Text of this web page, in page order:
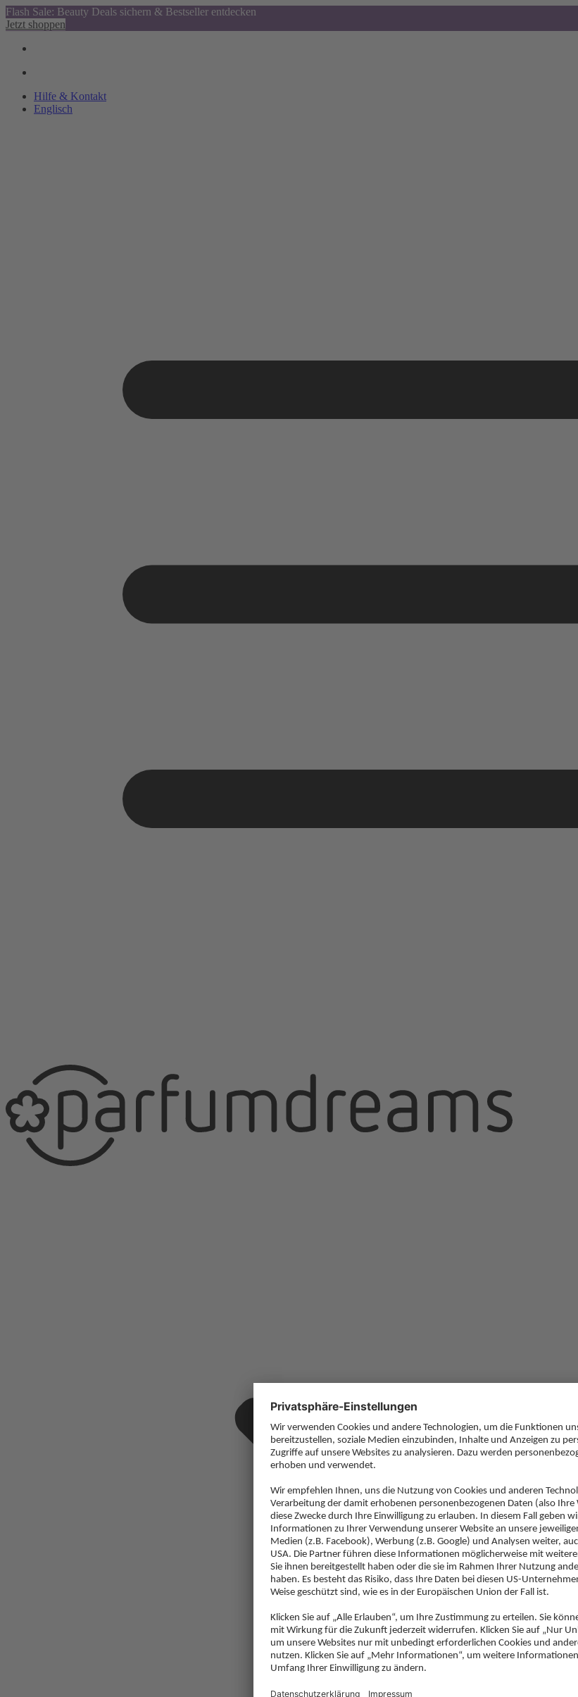
Flash Sale: Beauty Deals sichern & Bestseller entdecken
Jetzt shoppen
Hilfe & Kontakt
Englisch